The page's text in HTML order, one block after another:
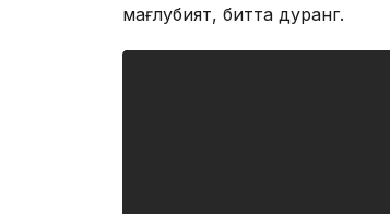
мағлубият, битта дуранг.